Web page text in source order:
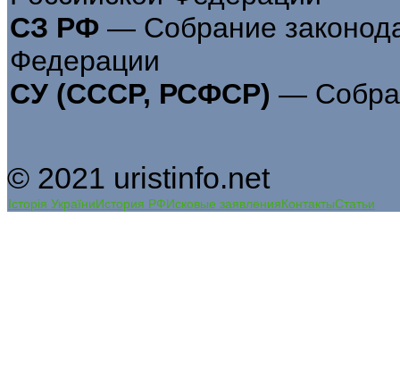
СЗ РФ — Собрание
Федерации
СУ (СССР, РСФСР) —
© 2021 uristinfo.net
Історія УкраїниИстория РФИсковые заявленияКонтактыСтатьи